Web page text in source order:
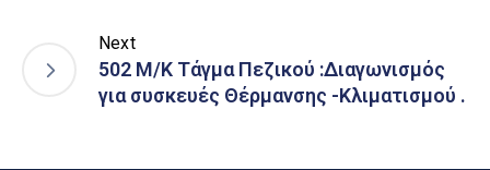
Next
502 Μ/Κ Τάγμα Πεζικού :Διαγωνισμός
για συσκευές Θέρμανσης -Κλιματισμού .